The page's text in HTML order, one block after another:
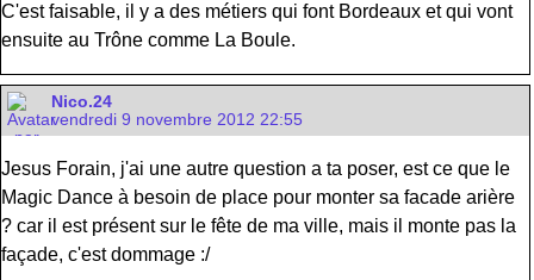
C'est faisable, il y a des métiers qui font Bordeaux et qui vont
ensuite au Trône comme La Boule.
Nico.24
vendredi 9 novembre 2012 22:55
Jesus Forain, j'ai une autre question a ta poser, est ce que le
Magic Dance à besoin de place pour monter sa facade arière
? car il est présent sur le fête de ma ville, mais il monte pas la
façade, c'est dommage :/